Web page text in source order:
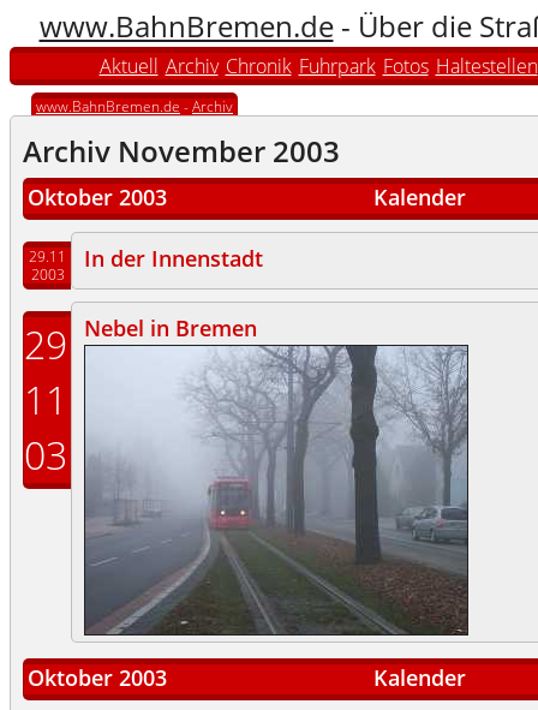
www.BahnBremen.de- Über die
Aktuell Archiv Chronik Fuhrpark Fotos Haltestellen
www.BahnBremen.de -Archiv
Archiv November 2003
Oktober 2003 Kalender
29.11
2003
In der Innenstadt
29
11
03
Nebel in Bremen
Oktober 2003 Kalender